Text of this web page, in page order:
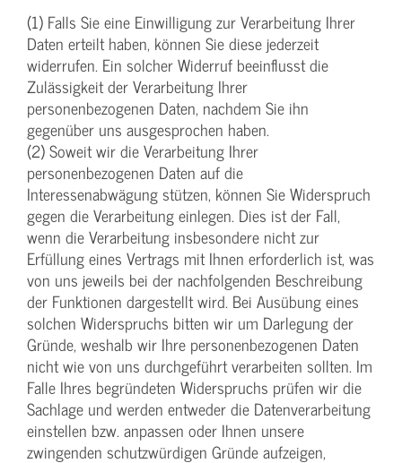
(1) Falls Sie eine Einwilligung zur Verarbeitung Ihrer
Daten erteilt haben, können Sie diese jederzeit
widerrufen. Ein solcher Widerruf beeinflusst die
Zulässigkeit der Verarbeitung Ihrer
personenbezogenen Daten, nachdem Sie ihn
gegenüber uns ausgesprochen haben.
(2) Soweit wir die Verarbeitung Ihrer
personenbezogenen Daten auf die
Interessenabwägung stützen, können Sie Widerspruch
gegen die Verarbeitung einlegen. Dies ist der Fall,
wenn die Verarbeitung insbesondere nicht zur
Erfüllung eines Vertrags mit Ihnen erforderlich ist, was
von uns jeweils bei der nachfolgenden Beschreibung
der Funktionen dargestellt wird. Bei Ausübung eines
solchen Widerspruchs bitten wir um Darlegung der
Gründe, weshalb wir Ihre personenbezogenen Daten
nicht wie von uns durchgeführt verarbeiten sollten. Im
Falle Ihres begründeten Widerspruchs prüfen wir die
Sachlage und werden entweder die Datenverarbeitung
einstellen bzw. anpassen oder Ihnen unsere
zwingenden schutzwürdigen Gründe aufzeigen,